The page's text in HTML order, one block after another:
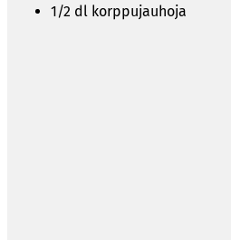
1/2 dl korppujauhoja